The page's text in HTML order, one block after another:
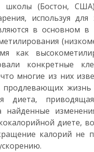
школы (Бостон,
используя для
в основном
как
конкретные
многие из них
продлевающих
диета,
найденные
диете,
калорий не